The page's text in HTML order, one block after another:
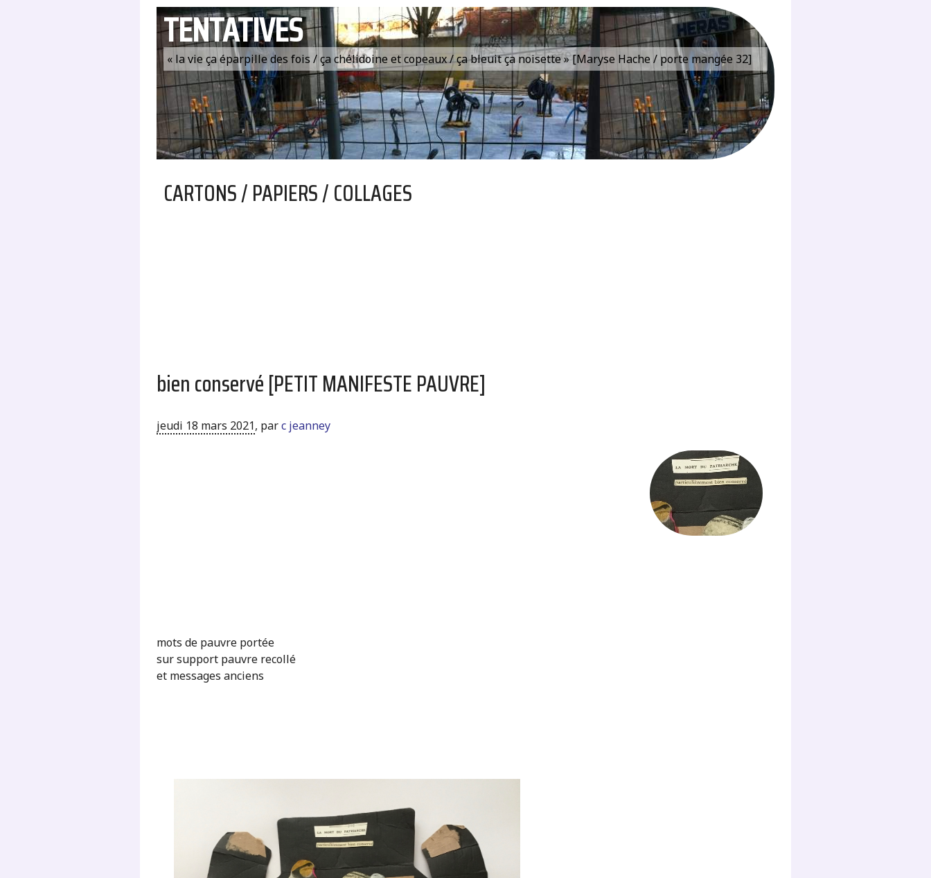
TENTATIVES
« la vie ça éparpille des fois / ça chélidoine et copeaux / ça bleuit ça noisette » [Maryse Hache / porte mangée 32]
CARTONS / PAPIERS / COLLAGES
bien conservé [PETIT MANIFESTE PAUVRE]
jeudi 18 mars 2021, parc jeanney
mots de pauvre portée
sur support pauvre recollé
et messages anciens